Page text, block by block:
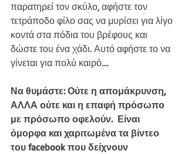
παρατηρεί τον σκύλο, αφήστε τον
τετράποδο φίλο σας να μυρίσει για λίγο
κοντά στα πόδια του βρέφους και
δώστε του ένα χάδι. Αυτό αφήστε το να
γίνεται για πολύ καιρό....
Να θυμάστε: Ούτε η απομάκρυνση,
ΑΛΛΑ ούτε και η επαφή πρόσωπο
με πρόσωπο οφελούν.  Είναι
όμορφα και χαριτωμένα τα βίντεο
του facebook που δείχνουν